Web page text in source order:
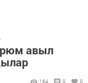
авыл
164 0 0